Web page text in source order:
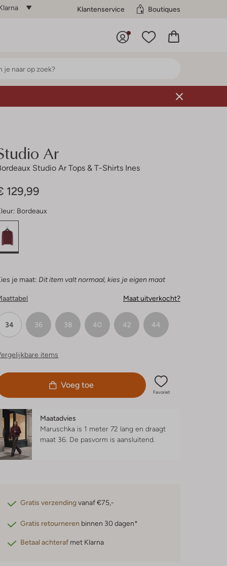
Klantenservice Boutiques
Ar
Studio Ar Tops & T-Shirts Ines
129,99
Bordeaux
je maat: Dit item valt normaal, kies je eigen maat
Maat uitverkocht?
34 36 38 40 42 44
items
Voeg toe
Favoriet
Maatadvies
Maruschka is 1 meter 72 lang en draagt
maat 36. De pasvorm isaansluitend
Gratis verzendingvanaf €75,-
Gratis retourneren binnen 30 dagen*
Betaal achteraf met Klarna